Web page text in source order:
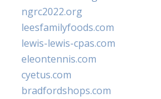
ngrc2022.org
leesfamilyfoods.com
lewis-lewis-cpas.com
eleontennis.com
cyetus.com
bradfordshops.com